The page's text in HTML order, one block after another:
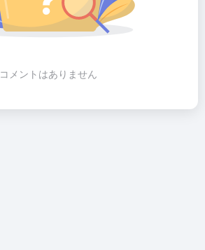
コメントはありません